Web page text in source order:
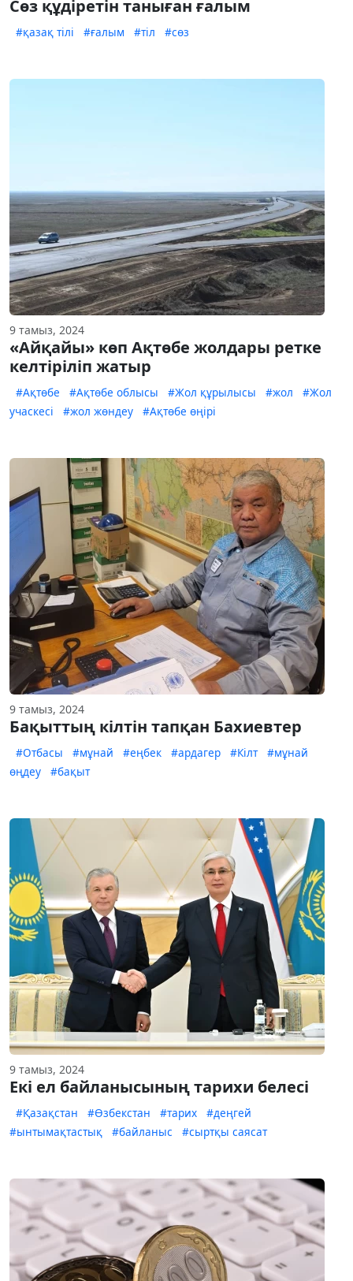
Сөз құдіретін таныған ғалым
#қазақ тілі #ғалым #тіл #сөз
9 тамыз, 2024
«Айқайы» көп Ақтөбе жолдары ретке
келтіріліп жатыр
#Ақтөбе #Ақтөбе облысы #Жол құрылысы #жол
#Жол
учаскесі
#жол жөндеу #Ақтөбе өңірі
9 тамыз, 2024
Бақыттың кілтін тапқан Бахиевтер
#Отбасы #мұнай #еңбек #ардагер #Кілт
#мұнай
өңдеу
#бақыт
9 тамыз, 2024
Екі ел байланысының тарихи белесі
#Қазақстан #Өзбекстан #тарих
#деңгей
#ынтымақтастық
#байланыс #сыртқы саясат